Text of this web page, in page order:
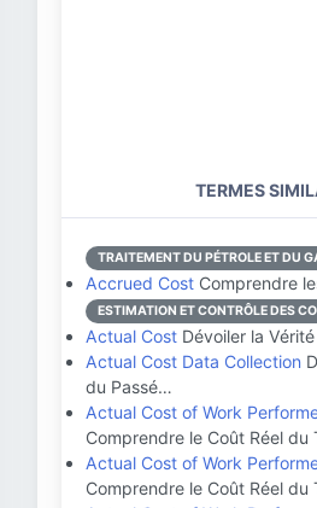
TERMES
TRAITEMENT DU PÉTROLE ET DU
Accrued Cost Comprendre
ESTIMATION ET CONTRÔLE DES
Actual Cost Dévoiler la
Actual Cost Data Collection
du Passé…
Actual Cost of Work
Comprendre le Coût Réel du
Actual Cost of Work
Comprendre le Coût Réel du